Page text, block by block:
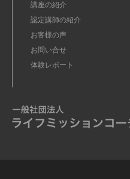
講座の紹介
認定講師の紹介
お客様の声
お問い合せ
体験レポート